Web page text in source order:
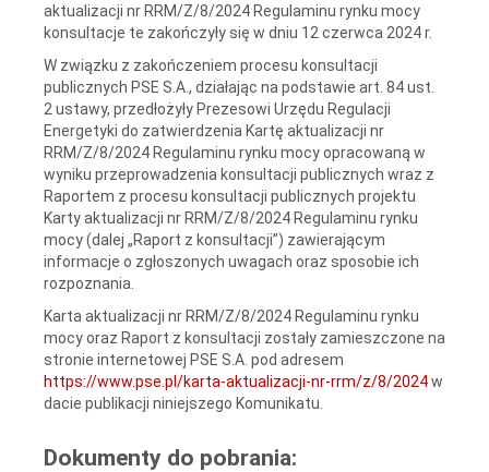
aktualizacji nr RRM/Z/8/2024 Regulaminu rynku mocy
konsultacje te zakończyły się w dniu 12 czerwca 2024 r.
W związku z zakończeniem procesu konsultacji
publicznych PSE S.A., działając na podstawie art. 84 ust.
2 ustawy, przedłożyły Prezesowi Urzędu Regulacji
Energetyki do zatwierdzenia Kartę aktualizacji nr
RRM/Z/8/2024 Regulaminu rynku mocy opracowaną w
wyniku przeprowadzenia konsultacji publicznych wraz z
Raportem z procesu konsultacji publicznych projektu
Karty aktualizacji nr RRM/Z/8/2024 Regulaminu rynku
mocy (dalej „Raport z konsultacji”) zawierającym
informacje o zgłoszonych uwagach oraz sposobie ich
rozpoznania.
Karta aktualizacji nr RRM/Z/8/2024 Regulaminu rynku
mocy oraz Raport z konsultacji zostały zamieszczone na
stronie internetowej PSE S.A. pod adresem
https://www.pse.pl/karta-aktualizacji-nr-rrm/z/8/2024w
dacie publikacji niniejszego Komunikatu.
Dokumenty do pobrania: